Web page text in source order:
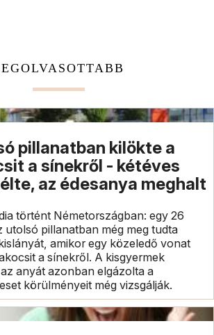
pillanatban kilökte a
a sínekről - kétéves
az édesanya meghalt
történt Németországban: egy 26
utolsó pillanatban még meg tudta
amikor egy közeledő vonat
a sínekről. A kisgyermek
anyát azonban elgázolta a
körülményeit még vizsgálják.